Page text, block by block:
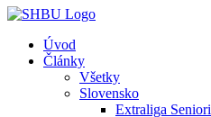
Úvod
Články
Všetky
Slovensko
Extraliga Seniori